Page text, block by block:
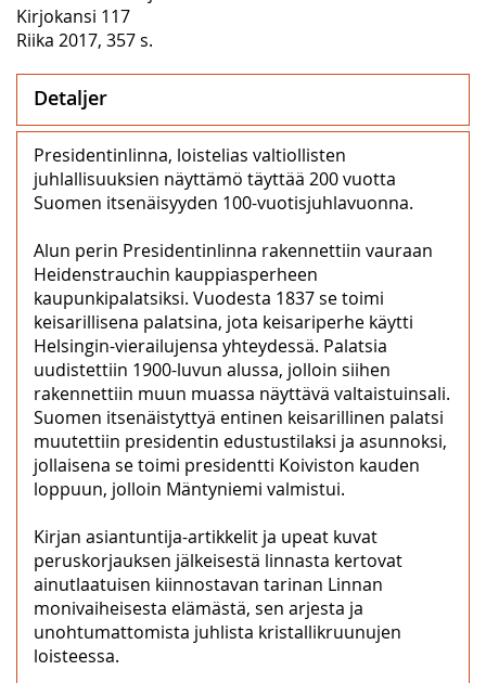
Kirjokansi 117
Riika 2017, 357 s.
Detaljer
Presidentinlinna, loistelias valtiollisten
juhlallisuuksien näyttämö täyttää 200 vuotta
Suomen itsenäisyyden 100-vuotisjuhlavuonna.
Alun perin Presidentinlinna rakennettiin vauraan
Heidenstrauchin kauppiasperheen
kaupunkipalatsiksi. Vuodesta 1837 se toimi
keisarillisena palatsina, jota keisariperhe käytti
Helsingin-vierailujensa yhteydessä. Palatsia
uudistettiin 1900-luvun alussa, jolloin siihen
rakennettiin muun muassa näyttävä valtaistuinsali.
Suomen itsenäistyttyä entinen keisarillinen palatsi
muutettiin presidentin edustustilaksi ja asunnoksi,
jollaisena se toimi presidentti Koiviston kauden
loppuun, jolloin Mäntyniemi valmistui.
Kirjan asiantuntija-artikkelit ja upeat kuvat
peruskorjauksen jälkeisestä linnasta kertovat
ainutlaatuisen kiinnostavan tarinan Linnan
monivaiheisesta elämästä, sen arjesta ja
unohtumattomista juhlista kristallikruunujen
loisteessa.